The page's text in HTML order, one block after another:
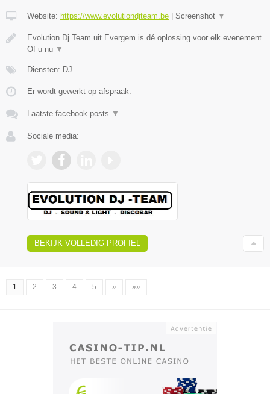
Website: https://www.evolutiondjteam.be Screenshot ▼
Evolution Dj Team uit Evergem is dé oplossing voor elk evenement.
Of u nu ▼
Diensten: DJ
Er wordt gewerkt op afspraak.
Laatste facebook posts ▼
Sociale media:
BEKIJK VOLLEDIG PROFIEL
1 2 3 4 5 » »»